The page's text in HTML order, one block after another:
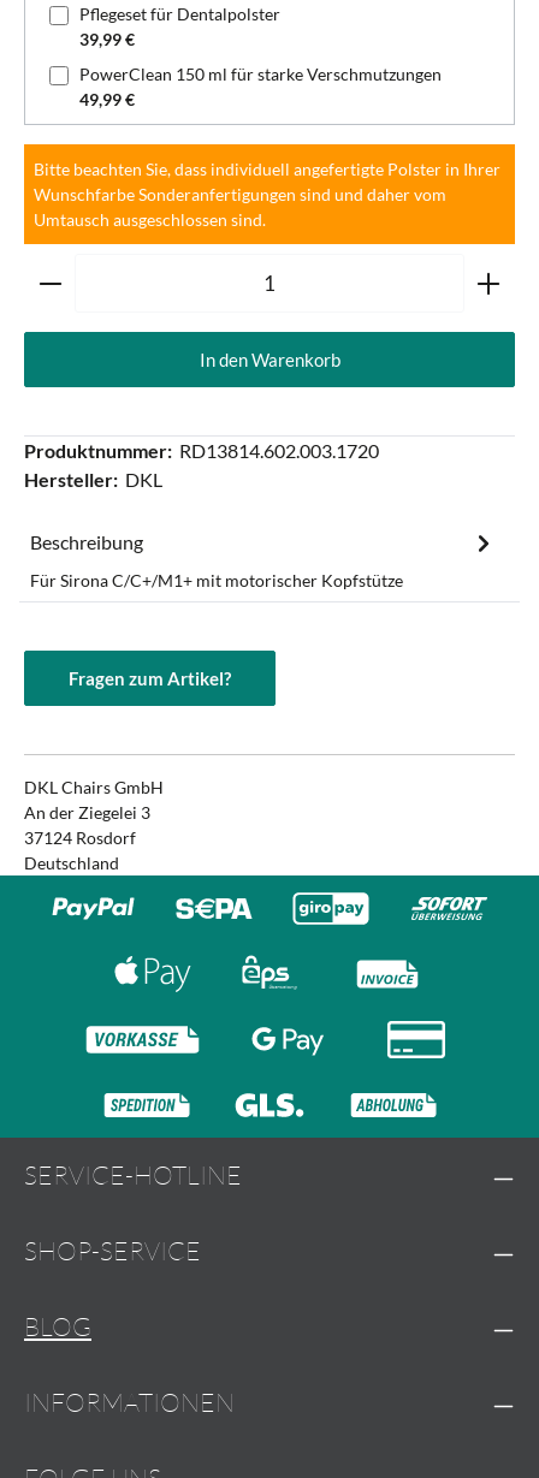
Pflegeset für Dentalpolster
39,99 €
PowerClean 150 ml für starke Verschmutzungen
49,99 €
Bitte beachten Sie, dass individuell angefertigte Polster in Ihrer
Wunschfarbe Sonderanfertigungen sind und daher vom
Umtausch ausgeschlossen sind.
Produkt Anzahl: Gib den gewünschten Wert ein oder
In den Warenkorb
Produktnummer: RD13814.602.003.1720
Hersteller: DKL
Beschreibung
Für Sirona C/C+/M1+ mit motorischer Kopfstütze
Fragen zum Artikel?
DKL Chairs GmbH
An der Ziegelei 3
37124 Rosdorf
Deutschland
SERVICE-HOTLINE
SHOP-SERVICE
BLOG
INFORMATIONEN